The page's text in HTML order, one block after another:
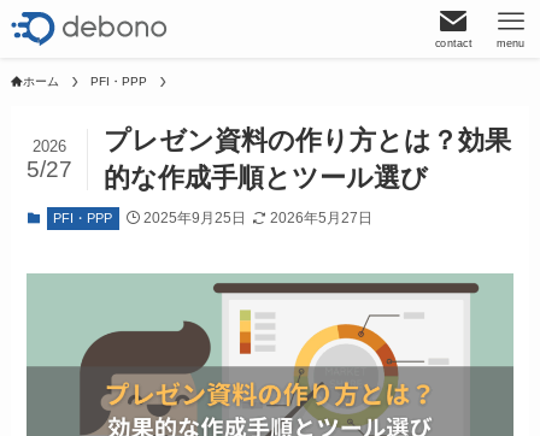
contact menu
ホーム PFI・PPP
プレゼン資料の作り方とは？効果
的な作成手順とツール選び
2026
5/27
PFI・PPP 2025年9月25日 2026年5月27日